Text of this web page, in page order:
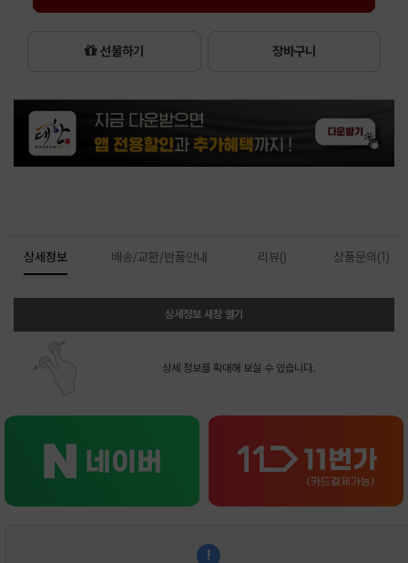
선물하기 장바구니
상세정보 배송/교환/반품안내 리뷰() 상품문의(1)
상세정보 새창 열기
상세 정보를 확대해 보실 수 있습니다.
!